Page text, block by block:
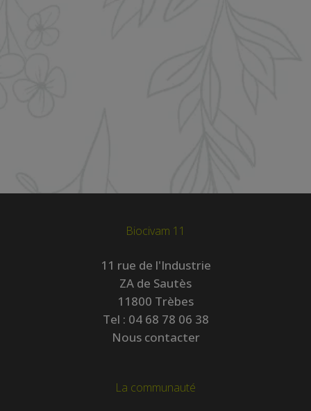
Biocivam 11
11 rue de l'Industrie
ZA de Sautès
11800 Trèbes
Tel : 04 68 78 06 38
Nous contacter
La communauté